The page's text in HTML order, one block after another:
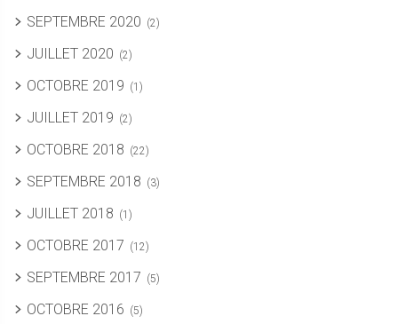
SEPTEMBRE 2020 (2)
JUILLET 2020 (2)
OCTOBRE 2019 (1)
JUILLET 2019 (2)
OCTOBRE 2018 (22)
SEPTEMBRE 2018 (3)
JUILLET 2018 (1)
OCTOBRE 2017 (12)
SEPTEMBRE 2017 (5)
OCTOBRE 2016 (5)